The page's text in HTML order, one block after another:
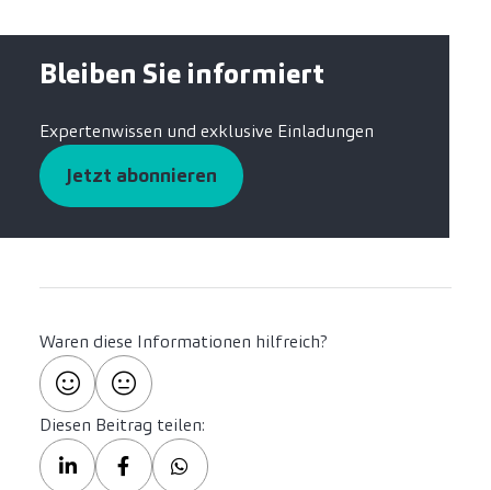
Bleiben Sie informiert
Expertenwissen und exklusive Einladungen
Jetzt abonnieren
Waren diese Informationen hilfreich?
Diesen Beitrag teilen: